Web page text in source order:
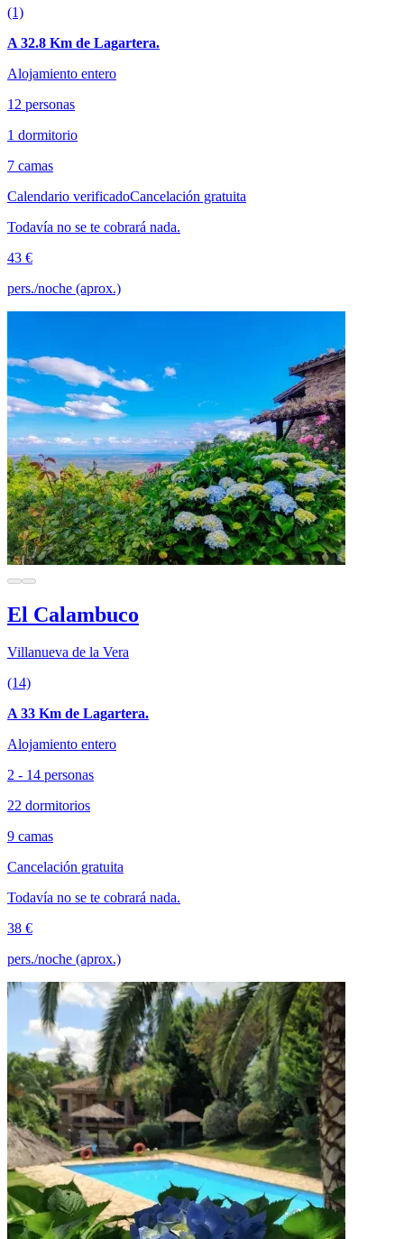
(1)
A 32.8 Km de Lagartera.
Alojamiento entero
12 personas
1 dormitorio
7 camas
Calendario verificadoCancelación gratuita
Todavía no se te cobrará nada.
43 €
pers./noche (aprox.)
El Calambuco
Villanueva de la Vera
(14)
A 33 Km de Lagartera.
Alojamiento entero
2 - 14 personas
22 dormitorios
9 camas
Cancelación gratuita
Todavía no se te cobrará nada.
38 €
pers./noche (aprox.)